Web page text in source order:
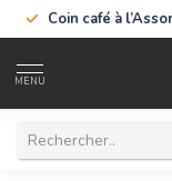
Coin café à
MENU